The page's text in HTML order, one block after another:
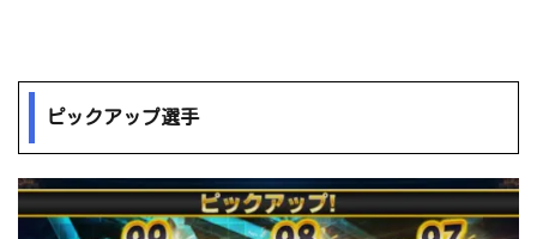
ピックアップ選手